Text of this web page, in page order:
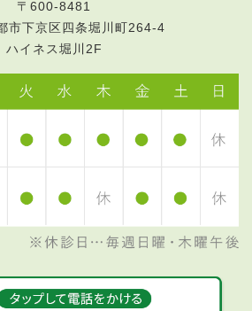
〒600-8481
市下京区四条堀川町264-4
ハイネス堀川2F